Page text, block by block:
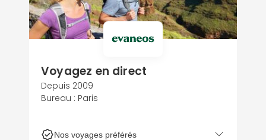
Voyagez en direct
Depuis 2009
Bureau : Paris
Nos voyages préférés